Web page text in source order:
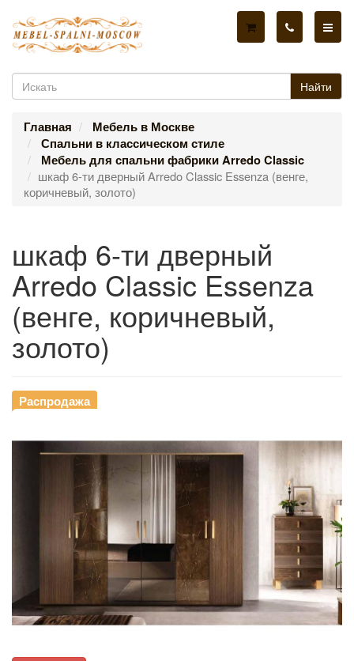
Найти
Главная
Мебель в Москве
Спальни в классическом стиле
Мебель для спальни фабрики Arredo Classic
шкаф 6-ти дверный Arredo Classic Essenza (венге,
коричневый, золото)
шкаф 6-ти дверный
Arredo Classic Essenza
(венге, коричневый,
золото)
Распродажа